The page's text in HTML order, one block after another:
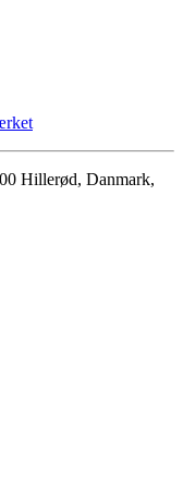
Hillerød, Danmark,